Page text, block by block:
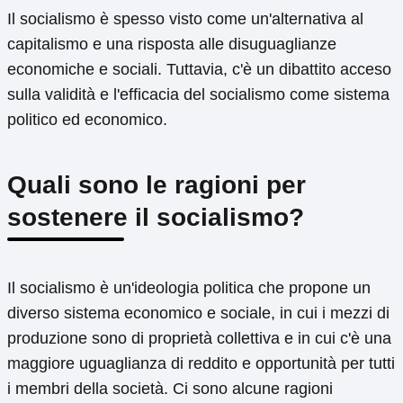
Il socialismo è spesso visto come un'alternativa al
capitalismo e una risposta alle disuguaglianze
economiche e sociali. Tuttavia, c'è un dibattito acceso
sulla validità e l'efficacia del socialismo come sistema
politico ed economico.
Quali sono le ragioni per
sostenere il socialismo?
Il socialismo è un'ideologia politica che propone un
diverso sistema economico e sociale, in cui i mezzi di
produzione sono di proprietà collettiva e in cui c'è una
maggiore uguaglianza di reddito e opportunità per tutti
i membri della società. Ci sono alcune ragioni